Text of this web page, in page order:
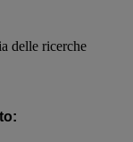
delle ricerche